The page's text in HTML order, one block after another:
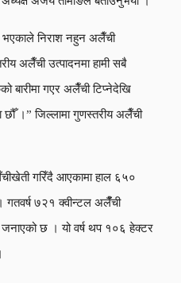
भएकाले निराश नहुन अलैँची
अलैँची उत्पादनमा हामी सबै
बारीमा गएर अलैँची टिप्नेदेखि
।” जिल्लामा गुणस्तरीय अलैँची
गरिँदै आएकामा हाल ६५०
गतवर्ष ७२१ क्वीन्टल अलैंँची
छ । यो वर्ष थप १०६ हेक्टर